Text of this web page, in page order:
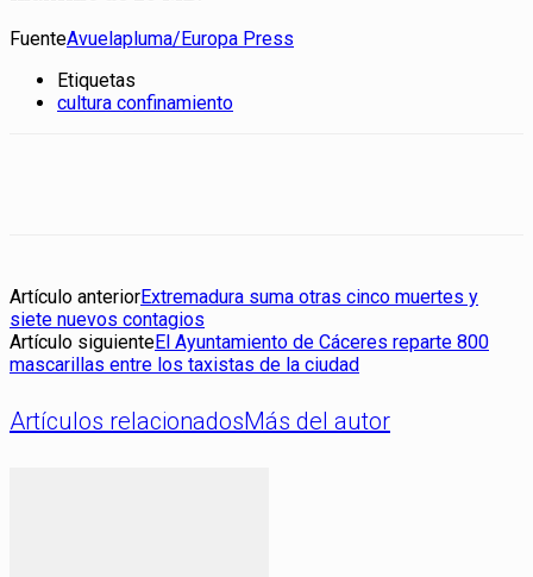
FuenteAvuelapluma/Europa Press
Etiquetas
cultura confinamiento
Artículo anteriorExtremadura suma otras cinco muertes y
siete nuevos contagios
Artículo siguienteEl Ayuntamiento de Cáceres reparte 800
mascarillas entre los taxistas de la ciudad
Artículos relacionadosMás del autor